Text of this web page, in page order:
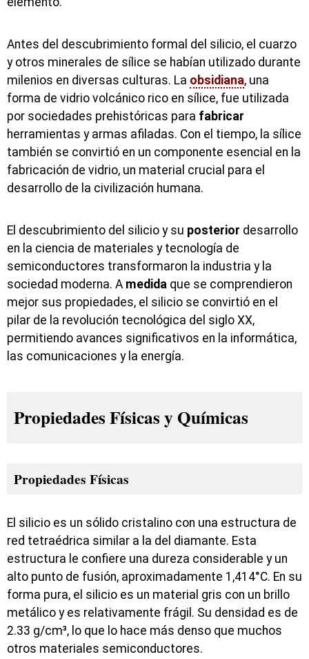
Antes del descubrimiento formal del silicio, el cuarzo
y otros minerales de sílice se habían utilizado durante
milenios en diversas culturas. La obsidiana, una
forma de vidrio volcánico rico en sílice, fue utilizada
por sociedades prehistóricas para fabricar
herramientas y armas afiladas. Con el tiempo, la sílice
también se convirtió en un componente esencial en la
fabricación de vidrio, un material crucial para el
desarrollo de la civilización humana.
El descubrimiento del silicio y su posterior desarrollo
en la ciencia de materiales y tecnología de
semiconductores transformaron la industria y la
sociedad moderna. A medida que se comprendieron
mejor sus propiedades, el silicio se convirtió en el
pilar de la revolución tecnológica del siglo XX,
permitiendo avances significativos en la informática,
las comunicaciones y la energía.
Propiedades Físicas y Químicas
Propiedades Físicas
El silicio es un sólido cristalino con una estructura de
red tetraédrica similar a la del diamante. Esta
estructura le confiere una dureza considerable y un
alto punto de fusión, aproximadamente 1,414°C. En su
forma pura, el silicio es un material gris con un brillo
metálico y es relativamente frágil. Su densidad es de
2.33 g/cm³, lo que lo hace más denso que muchos
otros materiales semiconductores.